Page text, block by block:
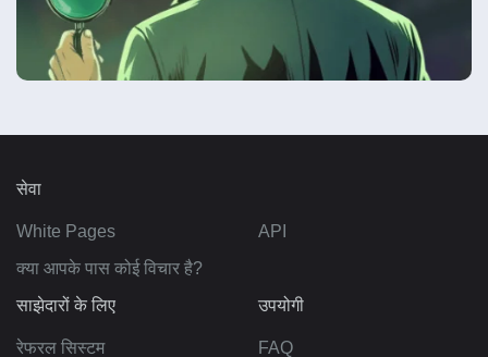
सेवा
White Pages
API
क्या आपके पास कोई विचार है?
साझेदारों के लिए
रेफरल सिस्टम
उपयोगी
FAQ